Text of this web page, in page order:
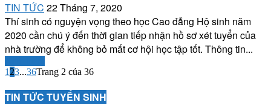
TIN TỨC 22 Tháng 7, 2020
Thí sinh có nguyện vọng theo học Cao đẳng Hộ sinh năm
2020 cần chú ý đến thời gian tiếp nhận hồ sơ xét tuyển của
nhà trường để không bỏ mất cơ hội học tập tốt. Thông tin...
1 23...36Trang 2 của 36
TIN TỨC TUYỂN SINH